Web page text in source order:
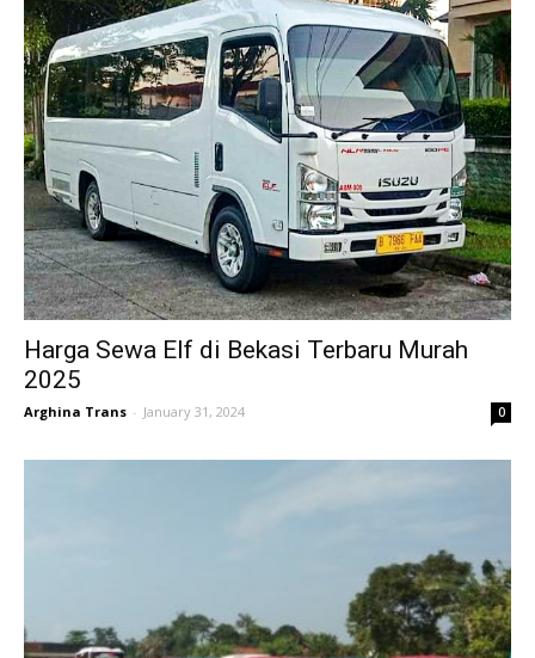
Harga Sewa Elf di Bekasi Terbaru Murah
2025
Arghina Trans - January 31, 2024 0